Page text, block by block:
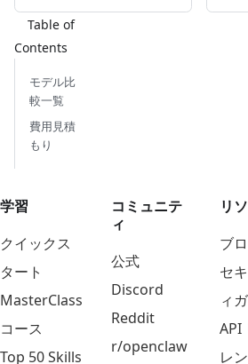
モデル比
較一覧
費用見積
もり
学習
クイックス
タート
MasterClass
コース
Top 50 Skills
コミュニテ
ィ
公式
Discord
Reddit
r/openclaw
リ
ブ
セ
ィ
API
レ